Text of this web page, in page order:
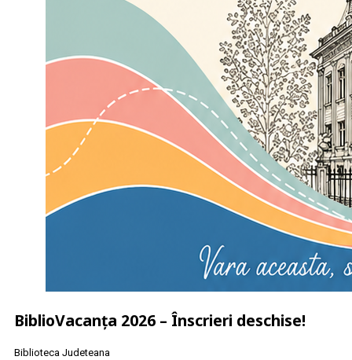
BiblioVacanța 2026 – Înscrieri deschise!
Biblioteca Judeteana